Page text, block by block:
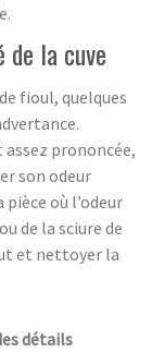
la cuve
fioul, quelques
assez prononcée,
son odeur
où l’odeur
de la sciure de
et nettoyer la
détails